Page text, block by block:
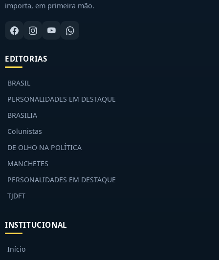
importa, em primeira mão.
EDITORIAS
BRASIL
PERSONALIDADES EM DESTAQUE
BRASILIA
Colunistas
DE OLHO NA POLÍTICA
MANCHETES
PERSONALIDADES EM DESTAQUE
TJDFT
INSTITUCIONAL
Início